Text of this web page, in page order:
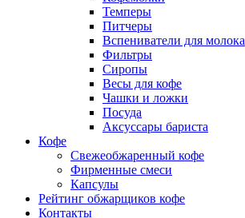
Темперы
Питчеры
Вспениватели для молока
Фильтры
Сиропы
Весы для кофе
Чашки и ложки
Посуда
Аксуссары бариста
Кофе
Свежеобжаренный кофе
Фирменные смеси
Капсулы
Рейтинг обжарщиков кофе
Контакты